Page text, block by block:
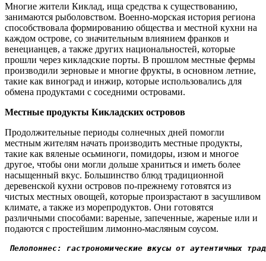
Многие жители Киклад, ища средства к существованию,
занимаются рыболовством. Военно-морская история региона
способствовала формированию общества и местной кухни на
каждом острове, со значительным влиянием франков и
венецианцев, а также других национальностей, которые
прошли через кикладские порты. В прошлом местные фермы
производили зерновые и многие фрукты, в основном летние,
такие как виноград и инжир, которые использовались для
обмена продуктами с соседними островами.
Местные продукты Кикладских островов
Продолжительные периоды солнечных дней помогли
местным жителям начать производить местные продукты,
такие как вяленые осьминоги, помидоры, изюм и многое
другое, чтобы они могли дольше храниться и иметь более
насыщенный вкус. Большинство блюд традиционной
деревенской кухни островов по-прежнему готовятся из
чистых местных овощей, которые произрастают в засушливом
климате, а также из морепродуктов. Они готовятся
различными способами: вареные, запеченные, жареные или и
подаются с простейшим лимонно-масляным соусом.
Пелопоннес: гастрономические вкусы от аутентичных